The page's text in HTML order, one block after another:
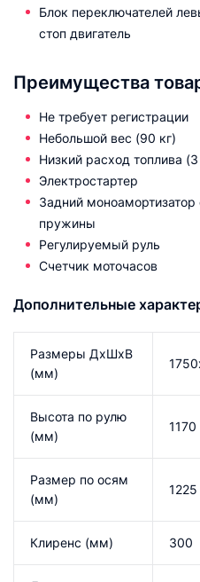
Блок переключателей
стоп двигатель
Преимущества
Не требует регистрации
Небольшой вес (90 кг)
Низкий расход топлива
Электростартер
Задний
пружины
Регулируемый руль
Счетчик моточасов
Дополнительные
Размеры ДхШхВ
(мм)
Высота по рулю
(мм)
1170
Размер по осям
(мм)
1225
Клиренс (мм) 300